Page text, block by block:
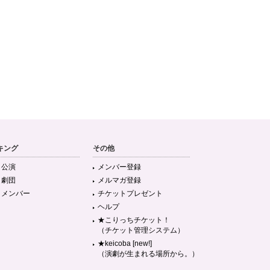
ング
演
団
ンバー
その他
メンバー登録
メルマガ登録
チケットプレゼント
ヘルプ
★こりっちチケット！
（チケット管理システム）
★keicoba [new!]
（演劇が生まれる場所から。）